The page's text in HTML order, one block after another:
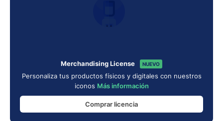
Merchandising License NUEVO
Personaliza tus productos físicos y digitales con nuestros
iconos Más información
Comprar licencia